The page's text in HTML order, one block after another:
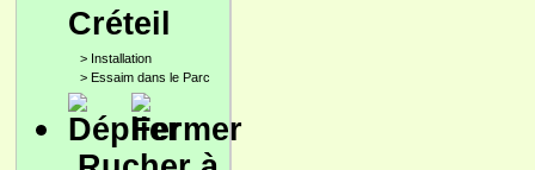
Créteil
> Installation
> Essaim dans le Parc